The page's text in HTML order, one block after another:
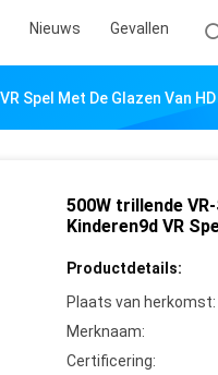
Nieuws Gevallen
Spel Met De Glazen Van HD
500W trillende
Kinderen9d VR
Productdetails:
Plaats van herkomst:
Merknaam:
Certificering: